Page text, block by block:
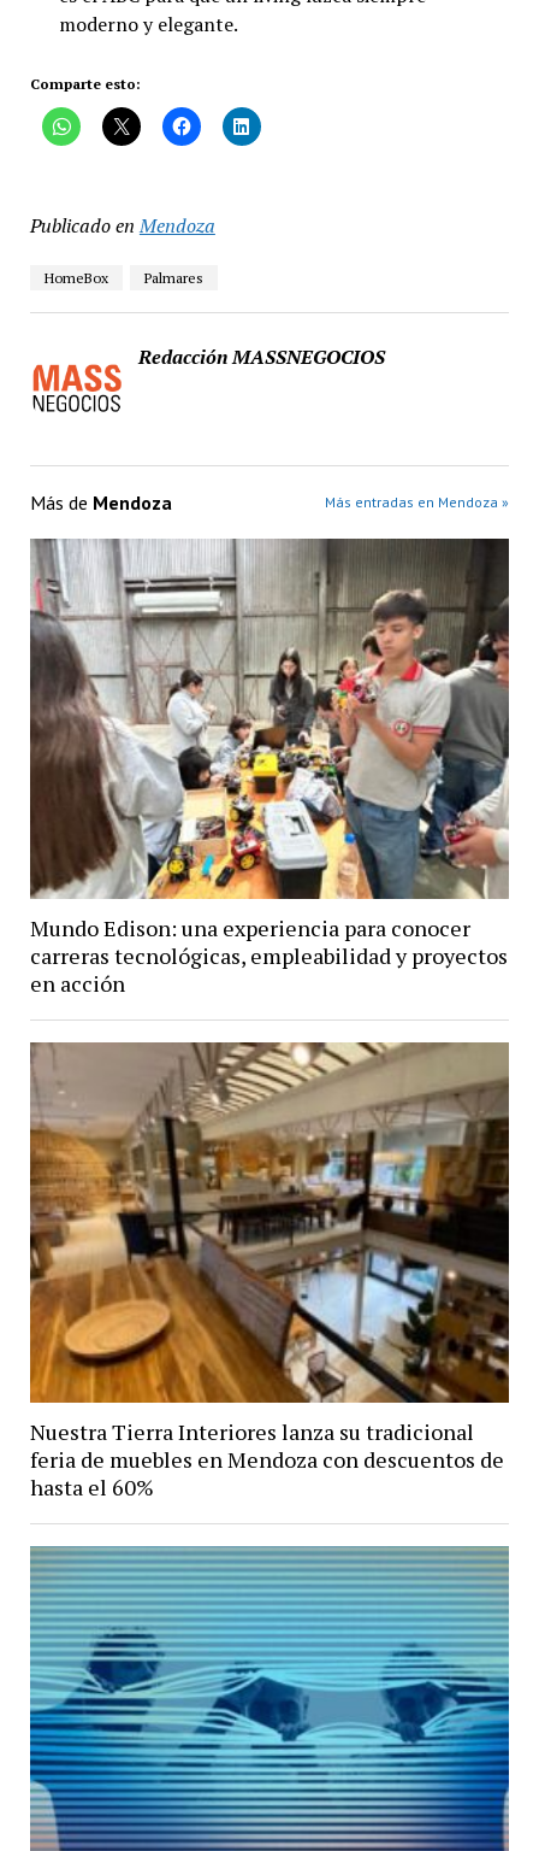
moderno y elegante.
Comparte esto:
Publicado en Mendoza
HomeBox Palmares
Redacción MASSNEGOCIOS
Más de Mendoza Más entradas en Mendoza »
Mundo Edison: una experiencia para conocer
carreras tecnológicas, empleabilidad y proyectos
en acción
Nuestra Tierra Interiores lanza su tradicional
feria de muebles en Mendoza con descuentos de
hasta el 60%